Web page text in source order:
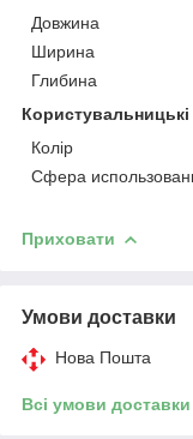
Довжина
Ширина
Глибина
Колір
Сфера
Приховати
Умови доставки
Нова Пошта
Всі умови доставки